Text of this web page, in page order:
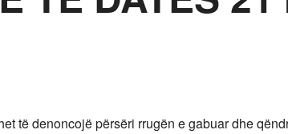
të denoncojë përsëri rrugën e gabuar dhe